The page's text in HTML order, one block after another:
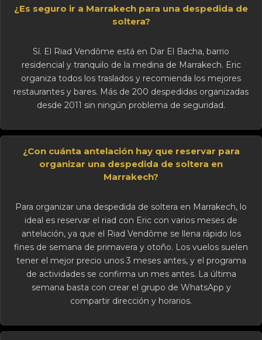
¿Es seguro ir a Marrakech para una despedida de
soltera?
Sí. El Riad Vendôme está en Dar El Bacha, barrio
residencial y tranquilo de la medina de Marrakech. Eric
organiza todos los traslados y recomienda los mejores
restaurantes y bares. Más de 200 despedidas organizadas
desde 2011 sin ningún problema de seguridad.
¿Con cuánta antelación hay que reservar para
organizar una despedida de soltera en
Marrakech?
Para organizar una despedida de soltera en Marrakech, lo
ideal es reservar el riad con Eric con varios meses de
antelación, ya que el Riad Vendôme se llena rápido los
fines de semana de primavera y otoño. Los vuelos suelen
tener el mejor precio unos 3 meses antes, y el programa
de actividades se confirma un mes antes. La última
semana basta con crear el grupo de WhatsApp y
compartir dirección y horarios.